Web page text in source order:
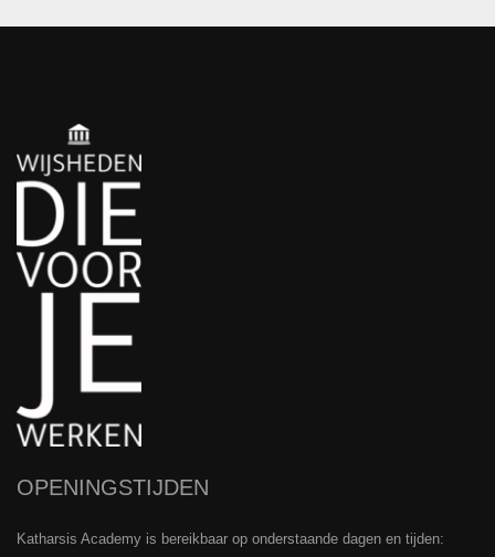
OPENINGSTIJDEN
Katharsis Academy is bereikbaar op onderstaande dagen en tijden: